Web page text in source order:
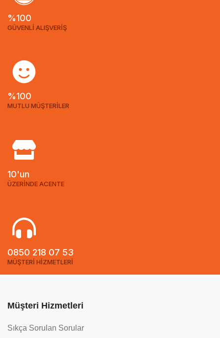
%100
GÜVENLİ ALIŞVERİŞ
%100
MUTLU MÜŞTERİLER
10'un
ÜZERİNDE ACENTE
0850 218 07 53
MÜŞTERİ HİZMETLERİ
Müşteri Hizmetleri
Sıkça Sorulan Sorular